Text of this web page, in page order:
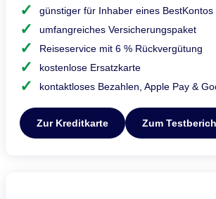
günstiger für Inhaber eines BestKontos
umfangreiches Versicherungspaket
Reiseservice mit 6 % Rückvergütung
kostenlose Ersatzkarte
kontaktloses Bezahlen, Apple Pay &
Zur Kreditkarte Zum